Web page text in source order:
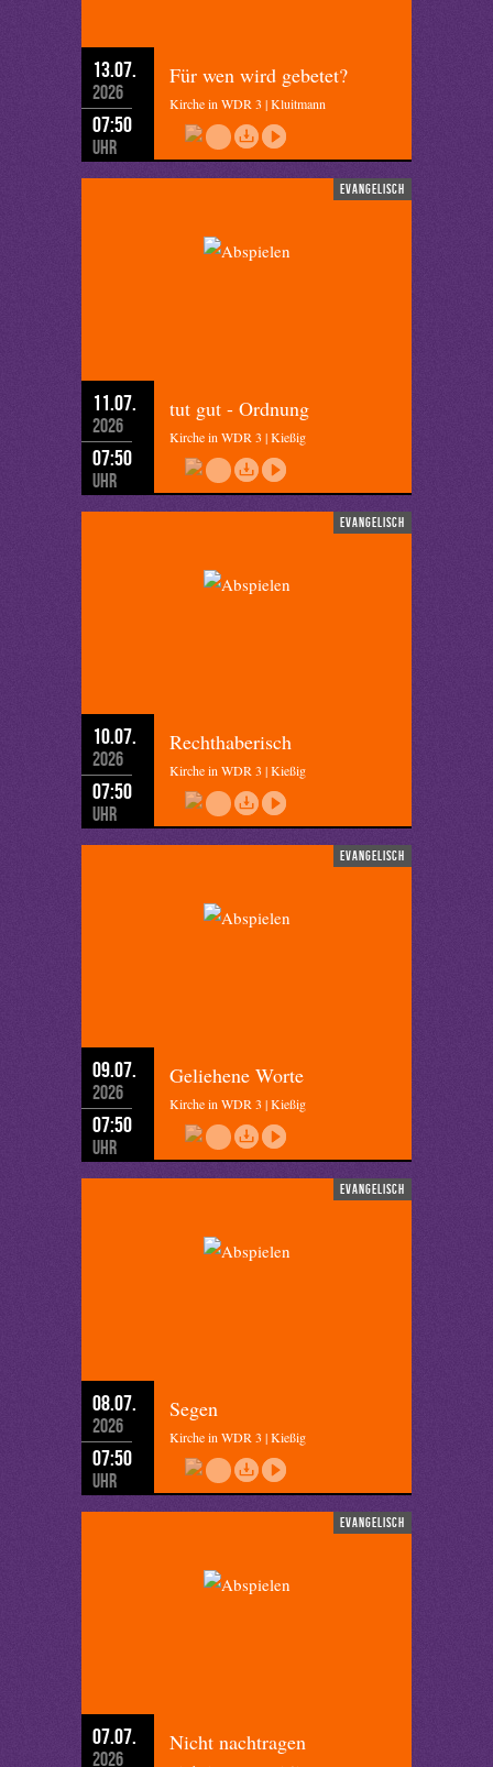
13.07.
2026
07:50
Uhr
Für wen wird gebetet?
Kirche in WDR 3 | Kluitmann
evangelisch
11.07.
2026
07:50
Uhr
tut gut - Ordnung
Kirche in WDR 3 | Kießig
evangelisch
10.07.
2026
07:50
Uhr
Rechthaberisch
Kirche in WDR 3 | Kießig
evangelisch
09.07.
2026
07:50
Uhr
Geliehene Worte
Kirche in WDR 3 | Kießig
evangelisch
08.07.
2026
07:50
Uhr
Segen
Kirche in WDR 3 | Kießig
evangelisch
07.07.
2026
Nicht nachtragen